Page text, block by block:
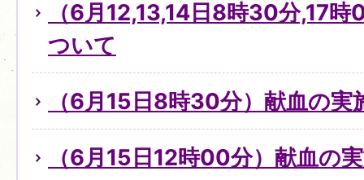
（6月12,13,14日8時30分,17
ついて
（6月15日8時30分）献血の実
（6月15日12時00分）献血の